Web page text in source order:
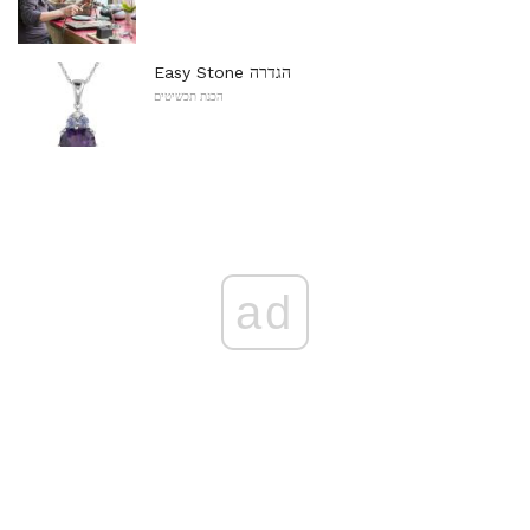
Easy Stone הגדרה
הכנת תכשיטים
ad